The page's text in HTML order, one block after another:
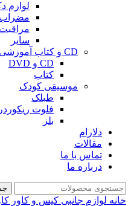
لوازم
مضراب
سایر
CD و کتاب آموزشی
CD و DVD
کتاب
موسیقی کودک
طبلک
فلوت ریکوردر
بلز
دلارام
مقالات
تماس با ما
درباره ما
خانه لوازم جانبی کیس و کاور